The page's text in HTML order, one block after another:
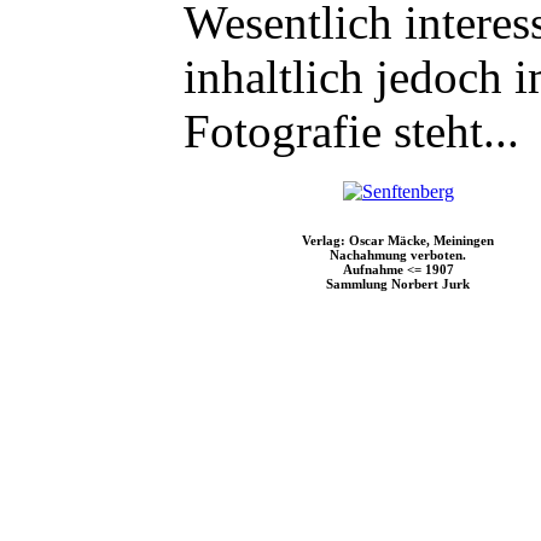
Wesentlich
inhaltlich jedoch
Fotografie steht...
Verlag: Oscar Mäcke, Meiningen
Nachahmung verboten.
Aufnahme <= 1907
Sammlung Norbert Jurk